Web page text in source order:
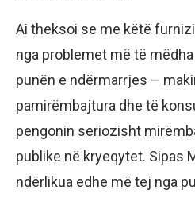
Ai theksoi se me këtë
nga problemet më të
punën e ndërmarrjes –
pamirëmbajtura dhe të
pengonin seriozisht
publike në kryeqytet. Sipas
ndërlikua edhe më tej nga